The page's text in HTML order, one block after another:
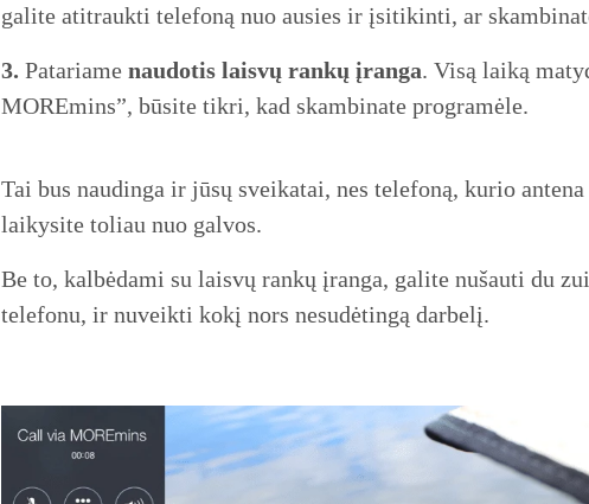
galite atitraukti telefoną nuo ausies ir įsitikinti, ar
3. Patariame naudotis laisvų rankų įranga. Visą laiką
MOREmins”, būsite tikri, kad skambinate programėle.
Tai bus naudinga ir jūsų sveikatai, nes telefoną, kurio
laikysite toliau nuo galvos.
Be to, kalbėdami su laisvų rankų įranga, galite nušauti du
telefonu, ir nuveikti kokį nors nesudėtingą darbelį.